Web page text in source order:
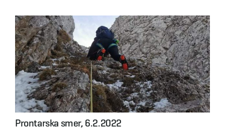
v
i
Prontarska smer, 6.2.2022